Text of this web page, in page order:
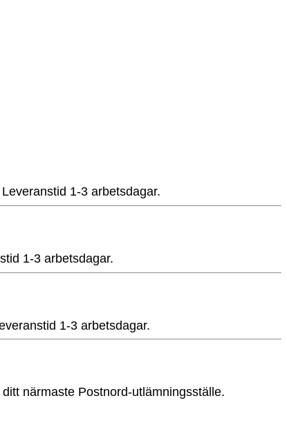
1-3 arbetsdagar.
1-3 arbetsdagar.
1-3 arbetsdagar.
närmaste Postnord-utlämningsställe.